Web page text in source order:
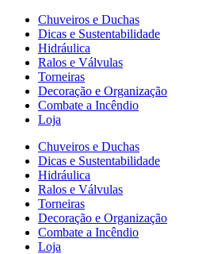
Chuveiros e Duchas
Dicas e Sustentabilidade
Hidráulica
Ralos e Válvulas
Torneiras
Decoração e Organização
Combate a Incêndio
Loja
Chuveiros e Duchas
Dicas e Sustentabilidade
Hidráulica
Ralos e Válvulas
Torneiras
Decoração e Organização
Combate a Incêndio
Loja